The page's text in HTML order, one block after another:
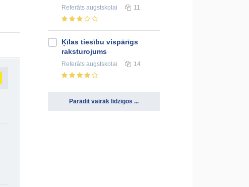
Referāts augstskolai 11
Ķīlas tiesību vispārīgs
raksturojums
Referāts augstskolai 14
Parādīt vairāk līdzīgos ...